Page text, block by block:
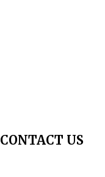
CONTACT US